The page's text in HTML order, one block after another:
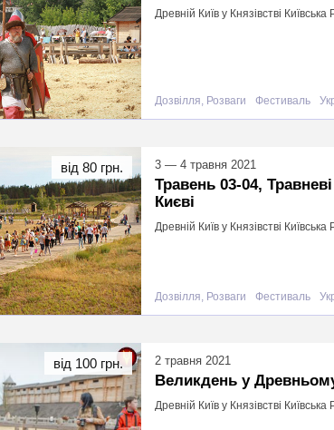
Древній Київ у Князівстві
Дозвілля, Розваги Фестиваль
3 — 4 травня 2021
Травень 03-04,
Києві
Древній Київ у Князівстві
Дозвілля, Розваги Фестиваль
від 80 грн.
2 травня 2021
Великдень у
Древній Київ у Князівстві
від 100 грн.